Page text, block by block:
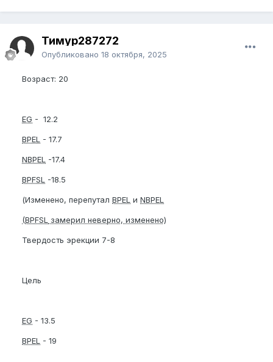
Тимур287272
Опубликовано 18 октября, 2025
Возраст: 20
EG - 12.2
BPEL - 17.7
NBPEL -17.4
BPFSL -18.5
(Изменено, перепутал BPEL и NBPEL
(BPFSL замерил неверно, изменено)
Твердость эрекции 7-8
Цель
EG - 13.5
BPEL - 19